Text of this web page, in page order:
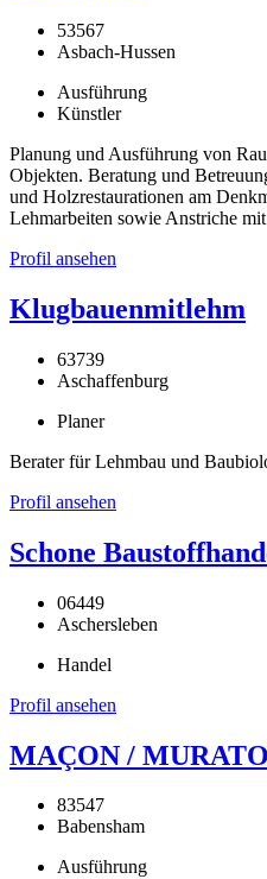
53567
Asbach-Hussen
Ausführung
Künstler
Planung und Ausführung von
Objekten. Beratung und
und Holzrestaurationen am
Lehmarbeiten sowie Anstriche
Profil ansehen
Klugbauenmitlehm
63739
Aschaffenburg
Planer
Berater für Lehmbau und
Profil ansehen
Schone
06449
Aschersleben
Handel
Profil ansehen
MAÇON /
83547
Babensham
Ausführung